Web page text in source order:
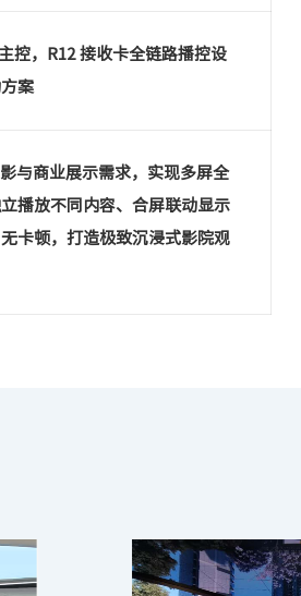
控，R12 接收卡全链路播控设
案
与商业展示需求，实现多屏全
播放不同内容、合屏联动显示
卡顿，打造极致沉浸式影院观